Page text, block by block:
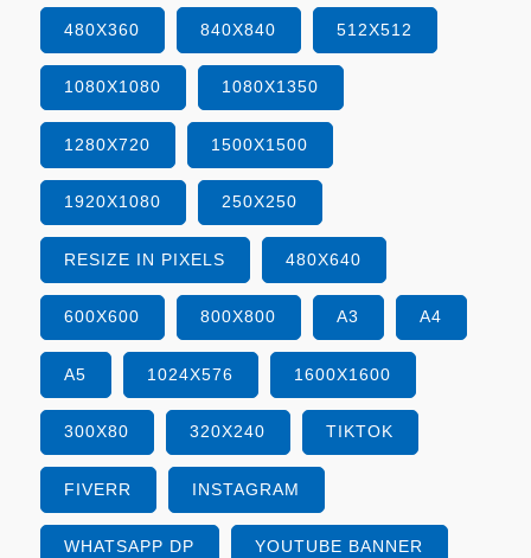
480X360 840X840 512X512
1080X1080 1080X1350
1280X720 1500X1500
1920X1080 250X250
RESIZE IN PIXELS 480X640
600X600 800X800 A3 A4
A5 1024X576 1600X1600
300X80 320X240 TIKTOK
FIVERR INSTAGRAM
WHATSAPP DP YOUTUBE BANNER